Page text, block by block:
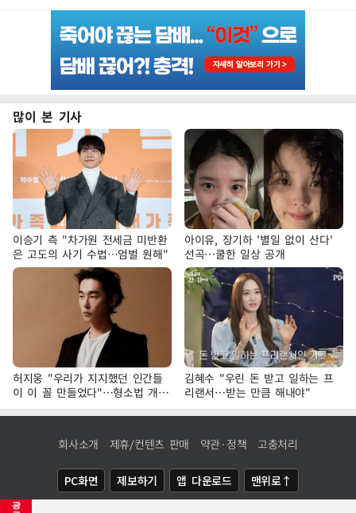
광
많이 본 기사
이승기 측 "차가원 전세금 미반환
은 고도의 사기 수법…엄벌 원해"
아이유, 장기하 '별일 없이 산다'
선곡…쿨한 일상 공개
허지웅 "우리가 지지했던 인간들
이 이 꼴 만들었다"…형소법 개정
에 격한 반응
김혜수 "우린 돈 받고 일하는 프
리랜서…받는 만큼 해내야"
회사소개 제휴/컨텐츠 판매 약관·정책 고충처리
PC화면 제보하기 앱 다운로드 맨위로↑